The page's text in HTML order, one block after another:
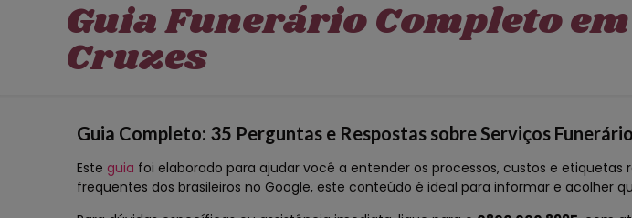
Guia Funerário Completo
Cruzes
Guia Completo: 35 Perguntas e Respostas sobre Serviços
Este guia foi elaborado para ajudar você a entender os processos, custos e etiquetas
frequentes dos brasileiros no Google, este conteúdo é ideal para informar e acolher